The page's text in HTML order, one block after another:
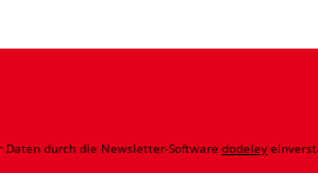
Daten durch die Newsletter-Software dodeley